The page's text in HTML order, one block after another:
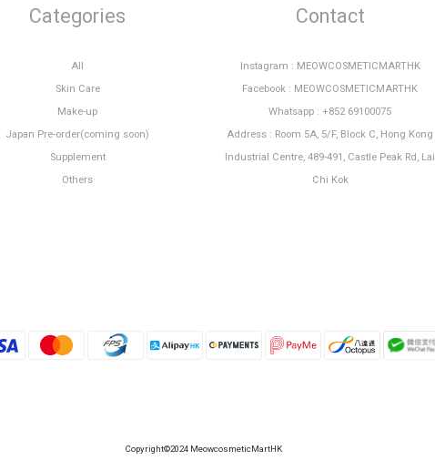
Categories
All
Skin Care
Make-up
Japan Pre-order(coming soon)
Supplement
Others
Contact
Instagram : MEOWCOSMETICMARTHK
Facebook : MEOWCOSMETICMARTHK
Whatsapp : +852 69100075
Address : Room 5A, 5/F, Block C, Hong Kong
Industrial Centre, 489-491, Castle Peak Rd, Lai
Chi Kok
Copyright©2024 MeowcosmeticMartHK